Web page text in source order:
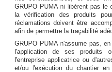
GRUPO PUMA ni libèrent pas le
la vérification des produits
réclamations doivent être
afin de permettre la traçabilité
GRUPO PUMA n'assume pas,
l'application de ses produits
l'entreprise applicatrice ou
et/ou l'exécution du chantier